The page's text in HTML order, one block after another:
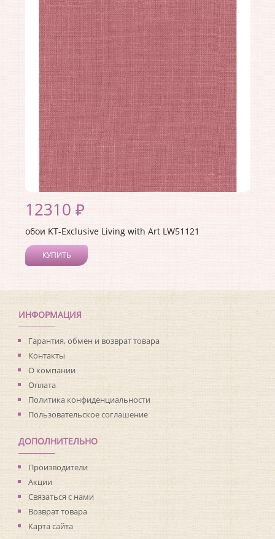
Длина рулона:8.23
Ширина рулона: 0.68
Материал покрытия:Акриловое
Страна:США
Материал основы:Бумага
Раппорт:53
12310 ₽
обои KT-Exclusive Living with Art LW51121
КУПИТЬ
Длина рулона:
8.23
Ширина рулона: 0.68
Материал покрытия:Виниловое
Страна:США
Материал основы:
Флизелин
Раппорт:<>
ИНФОРМАЦИЯ
Гарантия, обмен и возврат товара
Контакты
О компании
Оплата
Политика конфиденциальности
Пользовательское соглашение
ДОПОЛНИТЕЛЬНО
Производители
Акции
Связаться с нами
Возврат товара
Карта сайта